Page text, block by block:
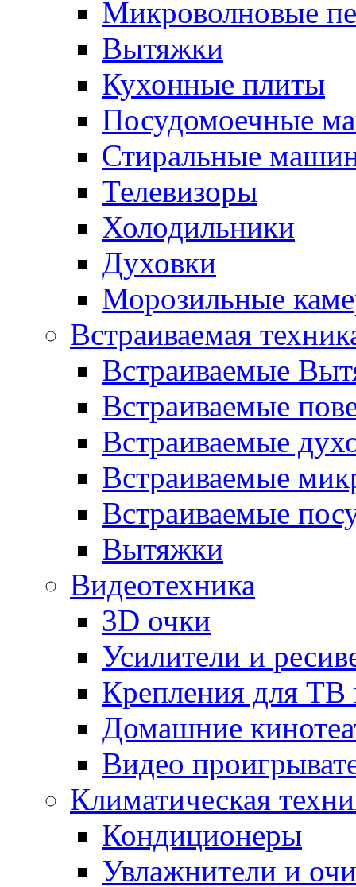
Микроволновые
Вытяжки
Кухонные плиты
Посудомоечные
Стиральные
Телевизоры
Холодильники
Духовки
Морозильные
Встраиваемая
Встраиваемые
Встраиваемые
Встраиваемые
Встраиваемые
Встраиваемые
Вытяжки
Видеотехника
3D очки
Усилители и
Крепления для ТВ
Домашние
Видео
Климатическая
Кондиционеры
Увлажнители и